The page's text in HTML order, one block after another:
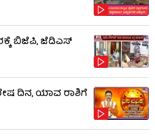
ಬಿಜೆಪಿ, ಜೆಡಿಎಸ್
ದಿನ, ಯಾವ ರಾಶಿಗೆ